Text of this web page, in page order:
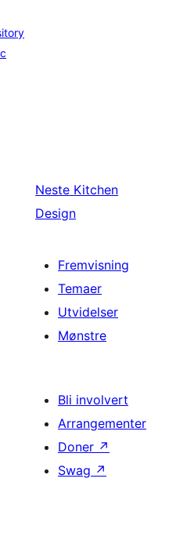
Neste Kitchen
Design
Fremvisning
Temaer
Utvidelser
Mønstre
Bli involvert
Arrangementer
Doner ↗
Swag ↗